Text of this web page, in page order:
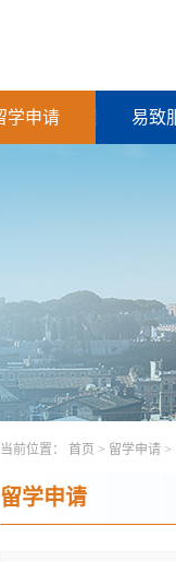
学申请 易致
当前位置： 首页 > 留学申请 >
留学申请